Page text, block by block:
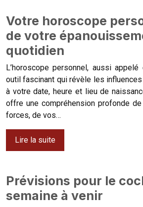
Votre horoscope
de votre
quotidien
L’horoscope personnel, aussi
outil fascinant qui révèle les
à votre date, heure et lieu de
offre une compréhension profonde
forces, de vos…
Lire la suite
Prévisions pour le
semaine à venir